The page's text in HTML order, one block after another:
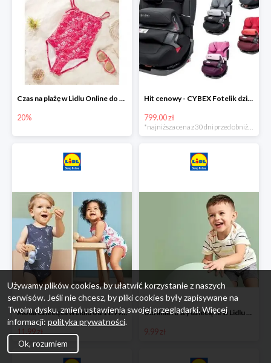
Czas na plażę w Lidlu Online do -20%
20%
Hit cenowy - CYBEX Fotelik dziecięcy samochodowy Pallasfix grupa I-III, 9-36 kg
799.00 zł
Moda dziecięca w Lidlu od 11.99 zł
11.99 zł
Ubrania i buty dziecięce w Lidlu Online od 9,99 zł
9.99 zł
Używamy plików cookies, by ułatwić korzystanie z naszych
serwisów. Jeśli nie chcesz, by pliki cookies były zapisywane na
Twoim dysku, zmień ustawienia swojej przeglądarki. Więcej
informacji: polityka prywatności.
Ok, rozumiem